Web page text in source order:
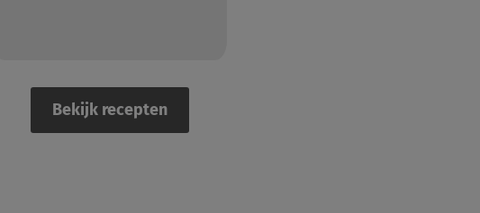
Bekijk recepten